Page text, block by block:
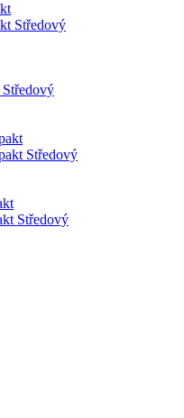
Středový
Středový
Středový